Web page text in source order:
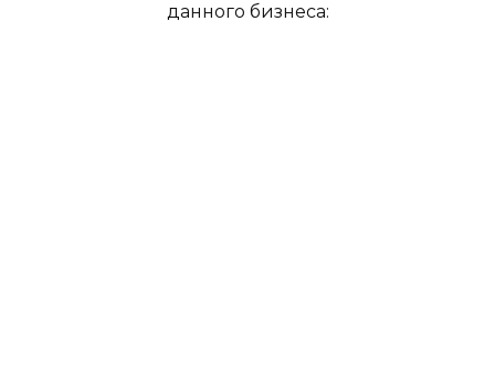
данного бизнеса: